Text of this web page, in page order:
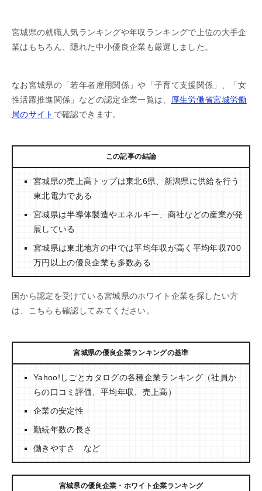
宮城県の就職人気ランキングや年収ランキングで上位の大手企
業はもちろん、隠れた中小優良企業も厳選しました。
なお宮城県の「若年者雇用関係」や「子育て支援関係」、「女
性活躍推進関係」などの認定企業一覧は、 厚生労働省宮城労働
局のサイト で確認できます。
この記事の結論
宮城県の売上高トップは東北6県、新潟県に供給を行う
東北電力である
宮城県は半導体製造やエネルギー、商社などの産業が発
展している
宮城県は東北地方の中では平均年収が高く平均年収700
万円以上の優良企業も多数ある
国から認定を受けている宮城県のホワイト企業を探したい方
は、こちらも確認してみてください。
宮城県の優良企業ランキングの基準
Yahoo!しごとカタログの各種企業ランキング（社員か
らの口コミ評価、平均年収、売上高）
企業の安定性
勤続年数の長さ
働きやすさ など
宮城県の優良企業・ホワイト企業ランキング